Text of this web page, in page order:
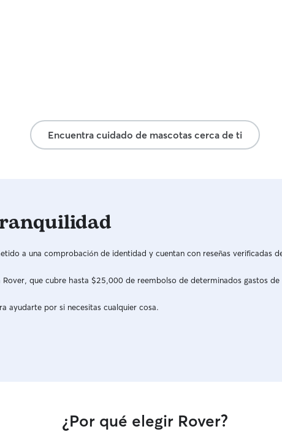
Encuentra cuidado de mascotas cerca de ti
a una comprobación de identidad y cuentan con reseñas verificadas
Rover, que cubre hasta $25,000 de reembolso de determinados gastos de
ayudarte por si necesitas cualquier cosa.
¿Por qué elegir Rover?